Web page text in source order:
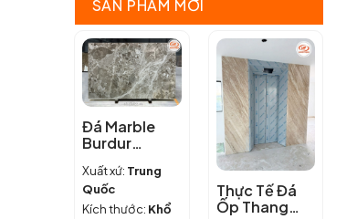
hộ
ĐẸP
+
BỀN
+
GIÁ
HỢP
LÝ
nhất
hiện
Thạch
Anh
Đẹp
–
Báo
Giá
Chi
Tiết
SẢN PHẨM MỚI
Đá Marble
Burdur
Xuất xứ: Trung
Quốc
Kích thước: Khổ
Thực Tế Đá
Ốp Thang